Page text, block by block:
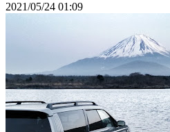
2021/05/24 01:09